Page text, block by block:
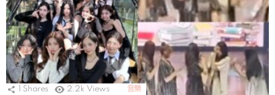
Shares 2.2k Views 音樂